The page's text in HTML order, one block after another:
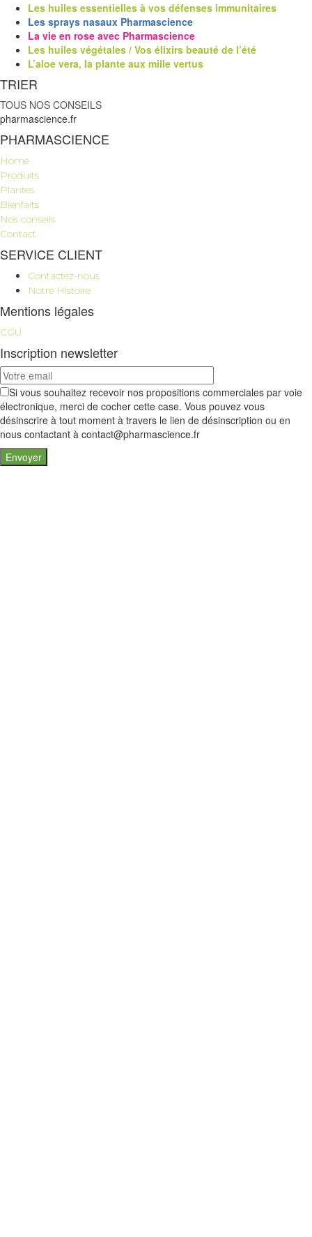
Les huiles essentielles à vos défenses immunitaires
Les sprays nasaux Pharmascience
La vie en rose avec Pharmascience
Les huiles végétales / Vos élixirs beauté de l’été
L’aloe vera, la plante aux mille vertus
TRIER
TOUS NOS CONSEILS
pharmascience.fr
PHARMASCIENCE
Home
Produits
Plantes
Bienfaits
Nos conseils
Contact
SERVICE CLIENT
Contactez-nous
Notre Histoire
Mentions légales
CGU
Inscription newsletter
Si vous souhaitez recevoir nos propositions commerciales par voie
électronique, merci de cocher cette case. Vous pouvez vous
désinscrire à tout moment à travers le lien de désinscription ou en
nous contactant à contact@pharmascience.fr